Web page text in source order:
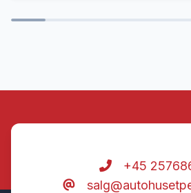
+45